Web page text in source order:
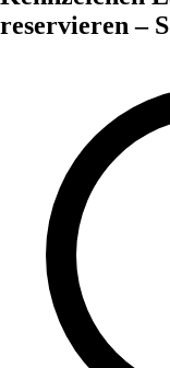
reservieren –